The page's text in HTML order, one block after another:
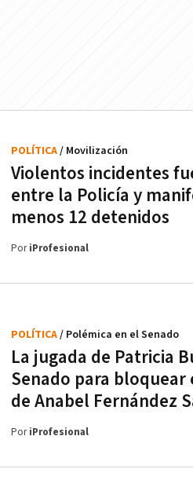
Violentos incidentes
entre la Policía y
menos 12 detenidos
POLÍTICA/ Movilización
PoriProfesional
La jugada de Patricia
Senado para bloquear
de Anabel Fernández
POLÍTICA/ Polémica en el Senado
PoriProfesional